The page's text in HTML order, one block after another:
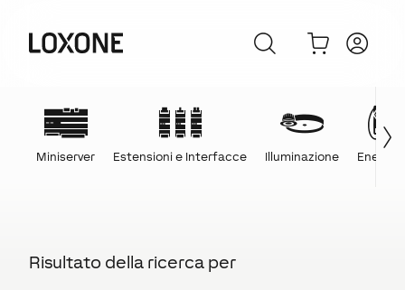
Miniserver Estensioni e Interfacce Illuminazione Energia
Risultato della ricerca per